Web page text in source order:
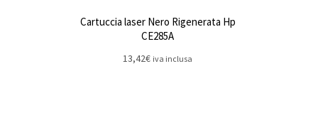
Cartuccia laser Nero Rigenerata Hp
CE285A
13,42€ iva inclusa